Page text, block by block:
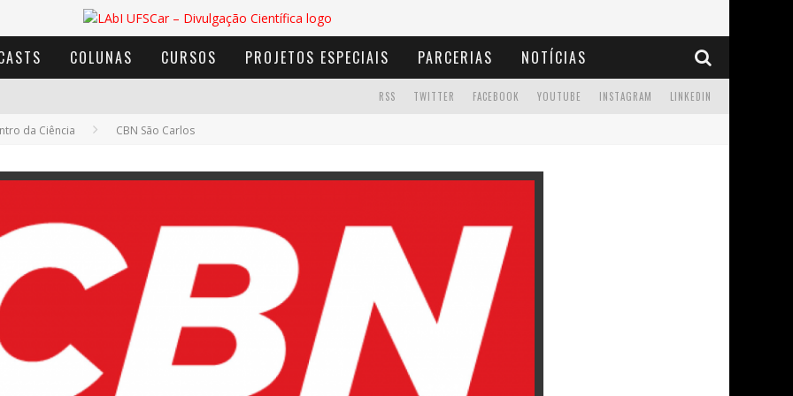
COLUNAS CURSOS PROJETOS ESPECIAIS PARCERIAS NOTÍCIAS
COM OS MOINHOS DE VENTO
LINKEDIN
INSTAGRAM
YOUTUBE
FACEBOOK
TWITTER
RSS
da Ciência CBN São Carlos